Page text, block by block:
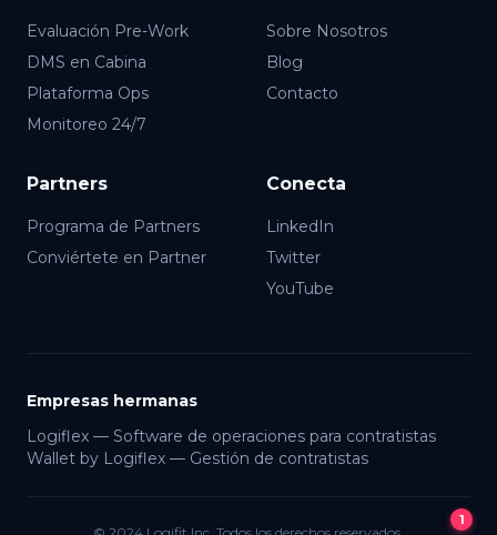
Evaluación Pre-Work
DMS en Cabina
Plataforma Ops
Monitoreo 24/7
Sobre Nosotros
Blog
Contacto
Partners
Programa de Partners
Conviértete en Partner
Conecta
LinkedIn
Twitter
YouTube
Empresas hermanas
Logiflex — Software de operaciones para contratistas
Wallet by Logiflex — Gestión de contratistas
● En línea
1